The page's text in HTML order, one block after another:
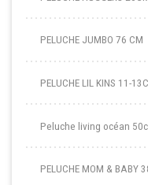
PELUCHE JUMBO 76 CM
PELUCHE LIL KINS 11-
Peluche living océan
PELUCHE MOM & BABY